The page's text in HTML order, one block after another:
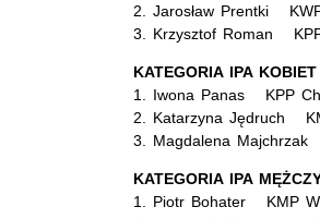
2. Jarosław Prentki
3. Krzysztof Roman
KATEGORIA IPA KOBIET
1. Iwona Panas KPP
2. Katarzyna Jędruch
3. Magdalena Majchrzak
KATEGORIA IPA
1. Piotr Bohater KMP